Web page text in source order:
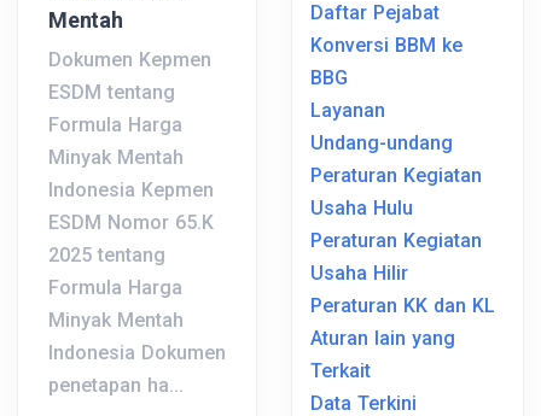
Daftar Pejabat
Konversi BBM ke
BBG
Layanan
Undang-undang
Peraturan Kegiatan
Usaha Hulu
Peraturan Kegiatan
Usaha Hilir
Peraturan KK dan KL
Aturan lain yang
Terkait
Data Terkini
Mentah
Dokumen Kepmen
ESDM tentang
Formula Harga
Minyak Mentah
Indonesia Kepmen
ESDM Nomor 65.K
2025 tentang
Formula Harga
Minyak Mentah
Indonesia Dokumen
penetapan ha...